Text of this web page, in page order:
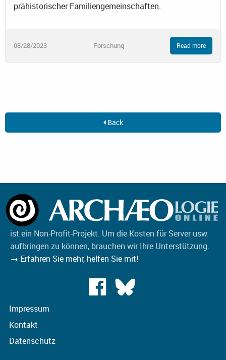
prähistorischer Familiengemeinschaften.
08/28/2023 Forschung Read more
Back
ist ein Non-Profit-Projekt. Um die Kosten für Server usw.
aufbringen zu können, brauchen wir Ihre Unterstützung.
→ Erfahren Sie mehr, helfen Sie mit!
Impressum
Kontakt
Datenschutz